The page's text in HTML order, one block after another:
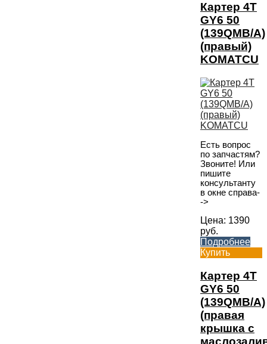
Картер 4T
GY6 50
(139QMB/A)
(правый)
KOMATCU
Есть вопрос
по запчастям?
Звоните! Или
пишите
консультанту
в окне справа-
->
Цена: 1390
руб.
Подробнее
Купить
Картер 4T
GY6 50
(139QMB/A)
(правая
крышка с